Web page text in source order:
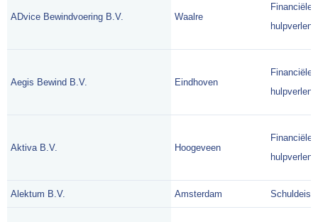
ADvice Bewindvoering B.V. Waalre
Financiële
Aegis Bewind B.V. Eindhoven
Financiële
Aktiva B.V. Hoogeveen
Financiële
Alektum B.V. Amsterdam Schuldeiser